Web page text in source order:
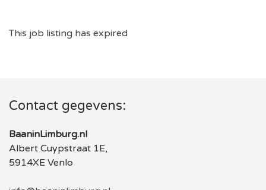
This job listing has expired
Contact gegevens:
BaaninLimburg.nl
Albert Cuypstraat 1E,
5914XE Venlo